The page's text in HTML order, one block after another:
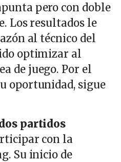
pero con doble
Los resultados le
al técnico del
optimizar al
de juego. Por el
oportunidad, sigue
partidos
con la
Su inicio de